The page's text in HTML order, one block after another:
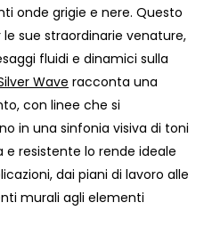
onde grigie e nere. Questo
sue straordinarie venature,
fluidi e dinamici sulla
Wave racconta una
con linee che si
in una sinfonia visiva di toni
e resistente lo rende ideale
dai piani di lavoro alle
murali agli elementi